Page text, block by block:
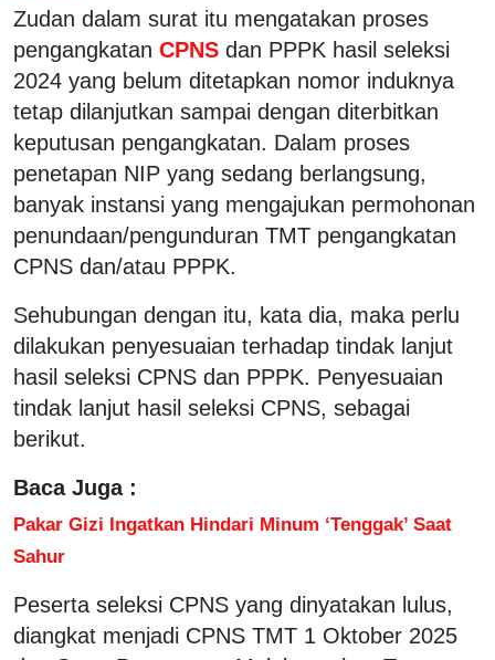
Zudan dalam surat itu mengatakan proses
pengangkatan CPNS dan PPPK hasil seleksi
2024 yang belum ditetapkan nomor induknya
tetap dilanjutkan sampai dengan diterbitkan
keputusan pengangkatan. Dalam proses
penetapan NIP yang sedang berlangsung,
banyak instansi yang mengajukan permohonan
penundaan/pengunduran TMT pengangkatan
CPNS dan/atau PPPK.
Sehubungan dengan itu, kata dia, maka perlu
dilakukan penyesuaian terhadap tindak lanjut
hasil seleksi CPNS dan PPPK. Penyesuaian
tindak lanjut hasil seleksi CPNS, sebagai
berikut.
Baca Juga :
Pakar Gizi Ingatkan Hindari Minum ‘Tenggak’ Saat
Sahur
Peserta seleksi CPNS yang dinyatakan lulus,
diangkat menjadi CPNS TMT 1 Oktober 2025